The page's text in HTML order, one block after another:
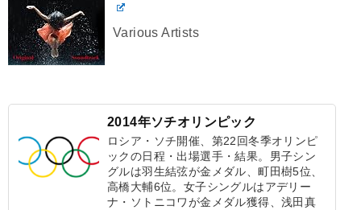
Various Artists
2014年ソチオリンピック
ロシア・ソチ開催、第22回冬季オリンピ
ックの日程・出場選手・結果。男子シン
グルは羽生結弦が金メダル、町田樹5位、
高橋大輔6位。女子シングルはアデリー
ナ・ソトニコワが金メダル獲得、浅田真